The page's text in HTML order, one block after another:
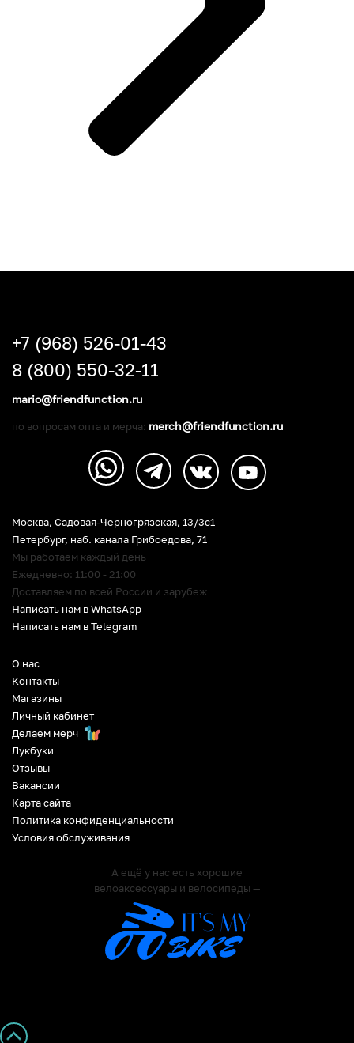
О нас
Контакты
Магазины
Личный кабинет
Делаем мерч
Лукбуки
Отзывы
Вакансии
Карта сайта
Политика конфиденциальности
Условия обслуживания
А ещё у нас есть хорошие
велоаксессуары и велосипеды —
Москва, Садовая-Черногрязская, 13/3c1
Петербург, наб. канала Грибоедова, 71
Мы работаем каждый день
Ежедневно: 11:00 - 21:00
Доставляем по всей России и зарубеж
Написать нам в WhatsApp
Написать нам в Telegram
+7 (968) 526-01-43
8 (800) 550-32-11
mario@friendfunction.ru
по вопросам опта и мерча: merch@friendfunction.ru